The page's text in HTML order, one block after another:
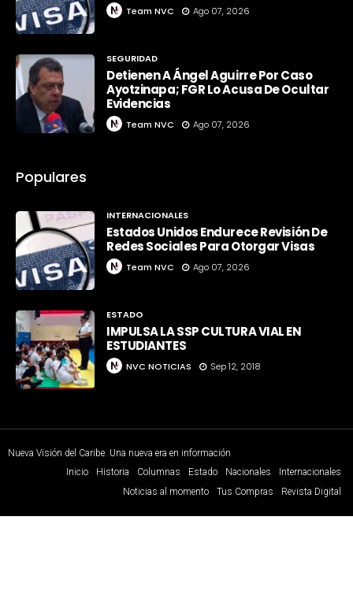
Team NVC Ago 07, 2026
SEGURIDAD
Detienen A Ángel Aguirre Por Caso
Ayotzinapa; FGR Lo Acusa De Ocultar
Evidencias
Team NVC Ago 07, 2026
Populares
INTERNACIONALES
Estados Unidos Endurece Revisión De
Redes Sociales Para Otorgar Visas
Team NVC Ago 07, 2026
ESTADO
IMPULSA LA SSP CULTURA VIAL EN
ESTUDIANTES
NVC NOTICIAS Sep 12, 2018
Nueva Visión del Caribe. Una nueva era en información
Inicio
Historia Columnas Estado Nacionales
Internacionales
Noticias al momento
Tus Compras Revista Digital